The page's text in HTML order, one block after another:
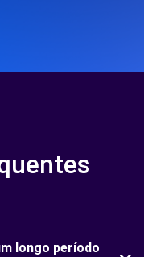
longo período